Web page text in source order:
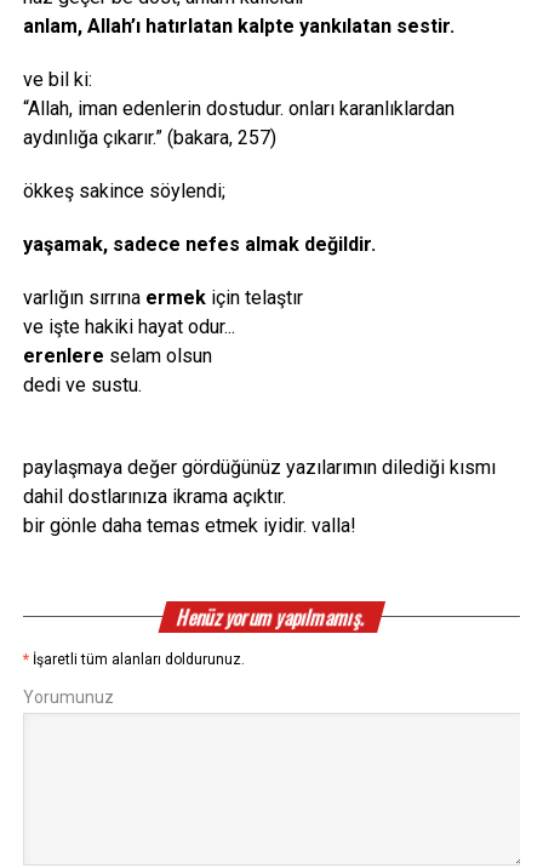
anlam, Allah’ı hatırlatan kalpte yankılatan sestir.
ve bil ki:
“Allah, iman edenlerin dostudur. onları karanlıklardan
aydınlığa çıkarır.” (bakara, 257)
ökkeş sakince söylendi;
yaşamak, sadece nefes almak değildir.
varlığın sırrına ermek için telaştır
ve işte hakiki hayat odur...
erenlere selam olsun
dedi ve sustu.
paylaşmaya değer gördüğünüz yazılarımın dilediği kısmı
dahil dostlarınıza ikrama açıktır.
bir gönle daha temas etmek iyidir. valla!
Henüz yorum yapılmamış.
* İşaretli tüm alanları doldurunuz.
Yorumunuz